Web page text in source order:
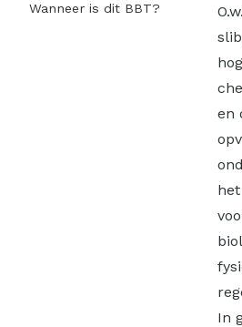
Wanneer is dit BBT?
en
In